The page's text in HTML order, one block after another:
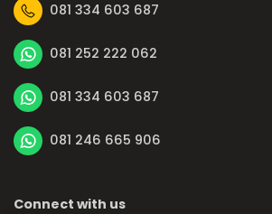
081 334 603 687
081 252 222 062
081 334 603 687
081 246 665 906
Connect with us